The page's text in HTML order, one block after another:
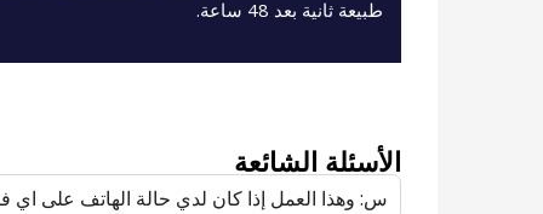
طبيعة ثانية بعد 48 ساعة.
الأسئلة الشائعة
س: وهذا العمل إذا كان لدي حالة الهاتف على اي